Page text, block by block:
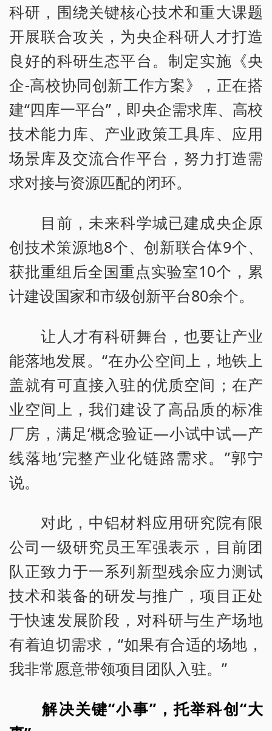
科研，围绕关键核心技术和重大课题
开展联合攻关，为央企科研人才打造
良好的科研生态平台。制定实施《央
企-高校协同创新工作方案》，正在搭
建“四库一平台”，即央企需求库、高校
技术能力库、产业政策工具库、应用
场景库及交流合作平台，努力打造需
求对接与资源匹配的闭环。
目前，未来科学城已建成央企原
创技术策源地8个、创新联合体9个、
获批重组后全国重点实验室10个，累
计建设国家和市级创新平台80余个。
让人才有科研舞台，也要让产业
能落地发展。“在办公空间上，地铁上
盖就有可直接入驻的优质空间；在产
业空间上，我们建设了高品质的标准
厂房，满足‘概念验证—小试中试—产
线落地’完整产业化链路需求。”郭宁
说。
对此，中铝材料应用研究院有限
公司一级研究员王军强表示，目前团
队正致力于一系列新型残余应力测试
技术和装备的研发与推广，项目正处
于快速发展阶段，对科研与生产场地
有着迫切需求，“如果有合适的场地，
我非常愿意带领项目团队入驻。”
解决关键“小事”，托举科创“大